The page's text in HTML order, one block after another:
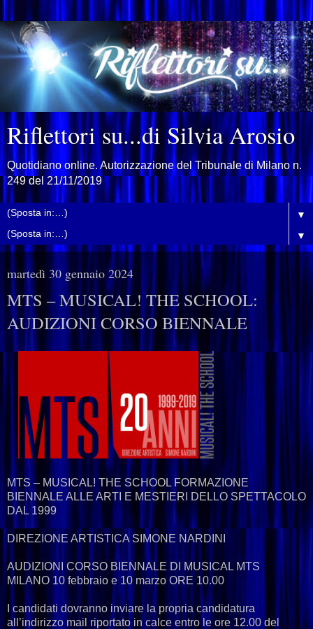
Riflettori su...di Silvia Arosio
Quotidiano online. Autorizzazione del Tribunale di Milano n.
249 del 21/11/2019
▼
▼
martedì 30 gennaio 2024
MTS – MUSICAL! THE SCHOOL:
AUDIZIONI CORSO BIENNALE
MTS – MUSICAL! THE SCHOOL FORMAZIONE
BIENNALE ALLE ARTI E MESTIERI DELLO SPETTACOLO
DAL 1999
DIREZIONE ARTISTICA SIMONE NARDINI
AUDIZIONI CORSO BIENNALE DI MUSICAL MTS
MILANO 10 febbraio e 10 marzo ORE 10.00
I candidati dovranno inviare la propria candidatura
all’indirizzo mail riportato in calce entro le ore 12.00 del